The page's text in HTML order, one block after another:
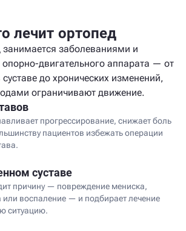
лечит ортопед
занимается заболеваниями и
двигательного аппарата — от
до хронических изменений,
ограничивают движение.
прогрессирование, снижает боль
пациентов избежать операции
суставе
причину — повреждение мениска,
воспаление — и подбирает лечение
ситуацию.